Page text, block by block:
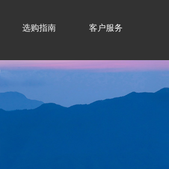
选购指南 客户服务